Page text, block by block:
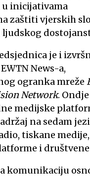
u inicijativama
zaštiti vjerskih
je i
News-a,
ogranka mreže
Network.
medijske
na sedam
tiskane medije,
i društvene
komunikaciju